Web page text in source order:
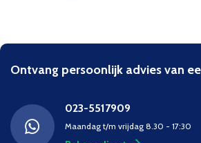
Ontvang persoonlijk advies van
023-5517909
Maandag t/m vrijdag 8.30 - 17:30